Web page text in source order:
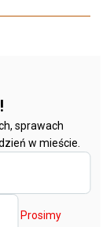
sprawach
w mieście.
Prosimy